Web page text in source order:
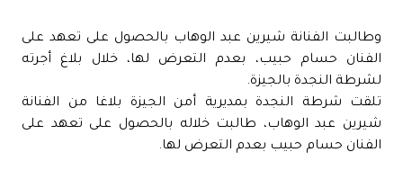
وطالبت الفنانة شيرين عبد الوهاب بالحصول على تعهد على
الفنان حسام حبيب، بعدم التعرض لها، خلال بلاغ أجرته
لشرطة النجدة بالجيزة.
تلقت شرطة النجدة بمديرية أمن الجيزة بلاغا من الفنانة
شيرين عبد الوهاب، طالبت خلاله بالحصول على تعهد على
الفنان حسام حبيب بعدم التعرض لها.